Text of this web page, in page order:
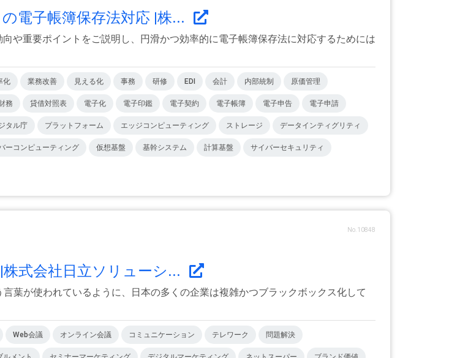
電子帳簿保存法対応 |株...
や重要ポイントをご説明し、円滑かつ効率的に電子帳簿保存法に対応するためには
化 業務改善 見える化 事務 研修 EDI 会計 内部統制 原価管理
務 貸借対照表 電子化 電子印鑑 電子契約 電子帳簿 電子申告 電子申請
タル庁 プラットフォーム エッジコンピューティング ストレージ データインティグリティ
ーコンピューティング 仮想基盤 基幹システム 計算基盤 サイバーセキュリティ
No.10848
式会社日立ソリューシ...
葉が使われているように、日本の多くの企業は複雑かつブラックボックス化して
Web会議 オンライン会議 コミュニケーション テレワーク 問題解決